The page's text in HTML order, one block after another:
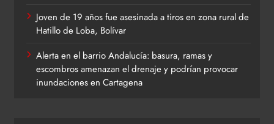
Joven de 19 años fue asesinada a tiros en zona rural de
Hatillo de Loba, Bolívar
Alerta en el barrio Andalucía: basura, ramas y
escombros amenazan el drenaje y podrían provocar
inundaciones en Cartagena